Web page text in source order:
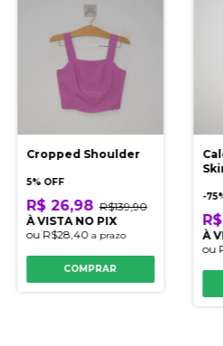
Cropped Shoulder
5% OFF
R$ 26,98 R$139,90
À VISTA NO PIX
ou R$28,40 a prazo
COMPRAR
-75
À
ou